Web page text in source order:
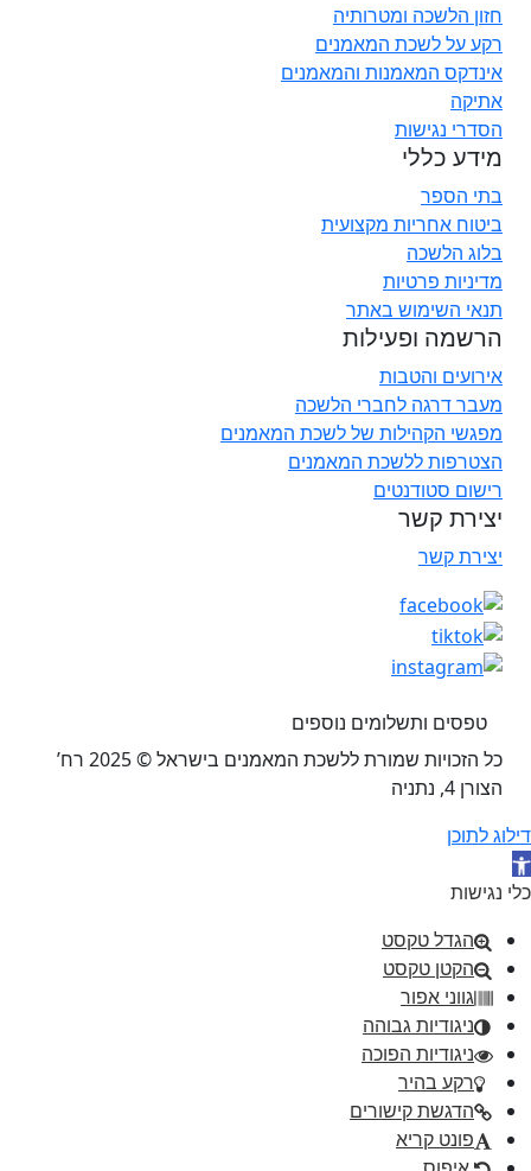
חזון הלשכה ומטרותיה
רקע על לשכת המאמנים
אינדקס המאמנות והמאמנים
אתיקה
הסדרי נגישות
מידע כללי
בתי הספר
ביטוח אחריות מקצועית
בלוג הלשכה
מדיניות פרטיות
תנאי השימוש באתר
הרשמה ופעילות
אירועים והטבות
מעבר דרגה לחברי הלשכה
מפגשי הקהילות של לשכת המאמנים
הצטרפות ללשכת המאמנים
רישום סטודנטים
יצירת קשר
יצירת קשר
טפסים ותשלומים נוספים
כל הזכויות שמורת ללשכת המאמנים בישראל © 2025 רח’
הצורן 4, נתניה
דילוג לתוכן
פתח סרגל נגישות
כלי נגישות
הגדל טקסט
הקטן טקסט
גווני אפור
ניגודיות גבוהה
ניגודיות הפוכה
רקע בהיר
הדגשת קישורים
פונט קריא